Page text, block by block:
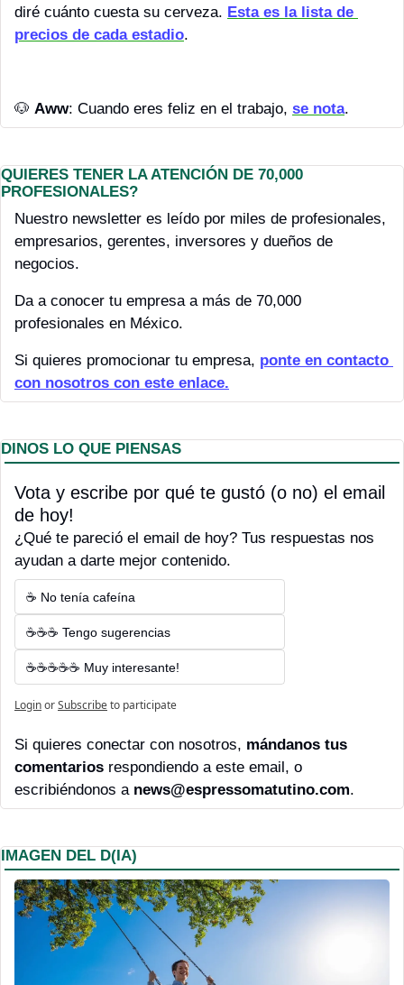
diré cuánto cuesta su cerveza. Esta es la lista de
precios de cada estadio.
🐶 Aww: Cuando eres feliz en el trabajo, se nota.
QUIERES TENER LA ATENCIÓN DE 70,000
PROFESIONALES?
Nuestro newsletter es leído por miles de profesionales,
empresarios, gerentes, inversores y dueños de
negocios.
Da a conocer tu empresa a más de 70,000
profesionales en México.
Si quieres promocionar tu empresa, ponte en contacto
con nosotros con este enlace.
DINOS LO QUE PIENSAS
Vota y escribe por qué te gustó (o no) el email
de hoy!
¿Qué te pareció el email de hoy? Tus respuestas nos
ayudan a darte mejor contenido.
☕ No tenía cafeína
☕☕☕ Tengo sugerencias
☕☕☕☕☕ Muy interesante!
LoginorSubscribeto participate
Si quieres conectar con nosotros, mándanos tus
comentarios respondiendo a este email, o
escribiéndonos a news@espressomatutino.com.
IMAGEN DEL D(IA)